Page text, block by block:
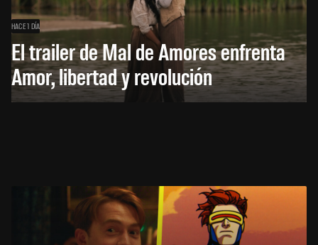
HACE 1 DÍA
El trailer de Mal de Amores enfrenta
Amor, libertad y revolución